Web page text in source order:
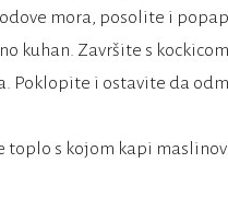
mora, posolite i
kuhan. Završite s
Poklopite i ostavite da
toplo s kojom kapi